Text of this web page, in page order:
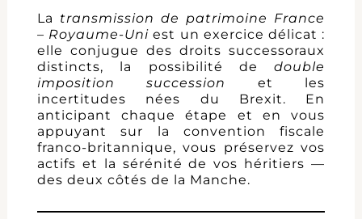
La transmission de patrimoine France
– Royaume-Uni est un exercice délicat :
elle conjugue des droits successoraux
distincts, la possibilité dedouble
imposition succession
et les
incertitudes nées du Brexit. En
anticipant chaque étape et en vous
appuyant sur la convention fiscale
franco-britannique, vous préservez vos
actifs et la sérénité de vos héritiers —
des deux côtés de la Manche.